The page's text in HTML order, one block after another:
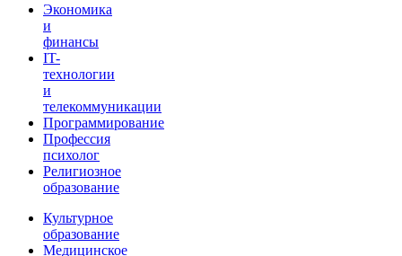
Экономика
и
финансы
IT-
технологии
и
телекоммуникации
Программирование
Профессия
психолог
Религиозное
образование
Культурное
образование
Медицинское